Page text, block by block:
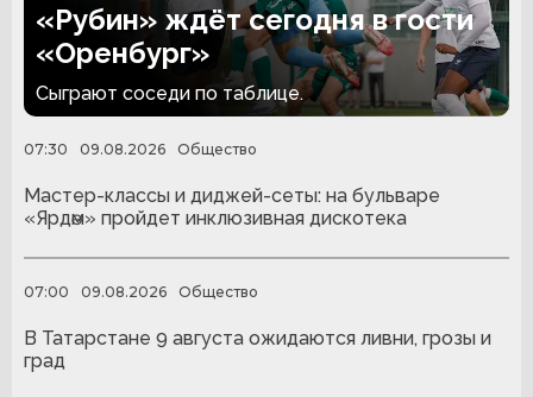
«Рубин» ждёт сегодня в гости
«Оренбург»
Сыграют соседи по таблице.
07:30 09.08.2026 Общество
Мастер-классы и диджей-сеты: на бульваре
«Ярдәм» пройдет инклюзивная дискотека
07:00 09.08.2026 Общество
В Татарстане 9 августа ожидаются ливни, грозы и
град